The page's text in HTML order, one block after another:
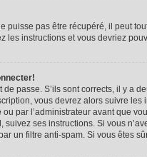
puisse pas être récupéré, il peut
les instructions et vous devriez
passe. S’ils sont corrects, il y a
vous devrez alors suivre
par l’administrateur avant que
suivez ses instructions. Si vous
un filtre anti-spam. Si vous êtes